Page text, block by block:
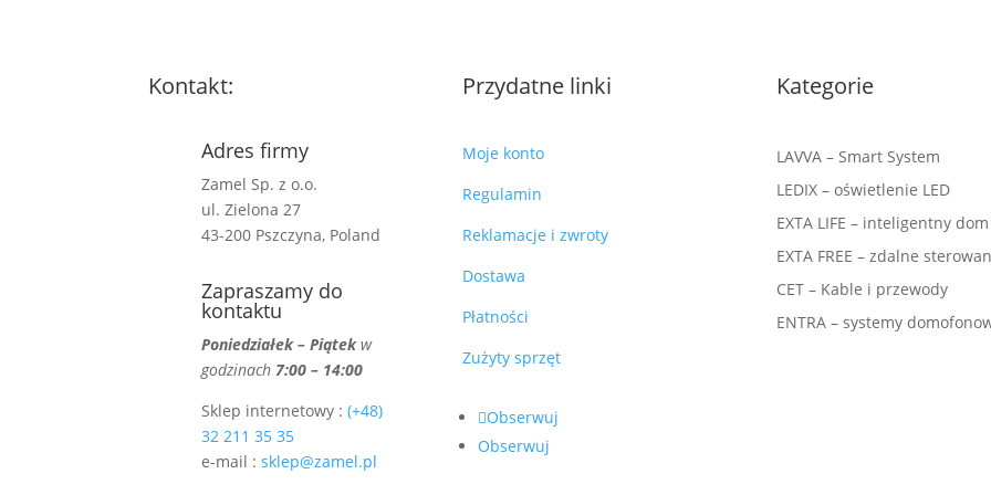
Kontakt:
Adres firmy
Zamel Sp. z o.o.
ul. Zielona 27
43-200 Pszczyna, Poland
Zapraszamy do
kontaktu
Poniedziałek – Piątek w
godzinach7:00 – 14:00
Sklep internetowy : (+48)
32 211 35 35
e-mail : sklep@zamel.pl
Przydatne linki
Moje konto
Regulamin
Reklamacje i zwroty
Dostawa
Płatności
Zużyty sprzęt
Obserwuj
Obserwuj
Kategorie
LAVVA – Smart System
LEDIX – oświetlenie LED
EXTA LIFE – inteligentny dom
EXTA FREE – zdalne
CET – Kable i przewody
ENTRA – systemy